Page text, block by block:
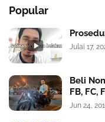
Popular
Julai 17,
Beli
FB, FC,
Jun 24,